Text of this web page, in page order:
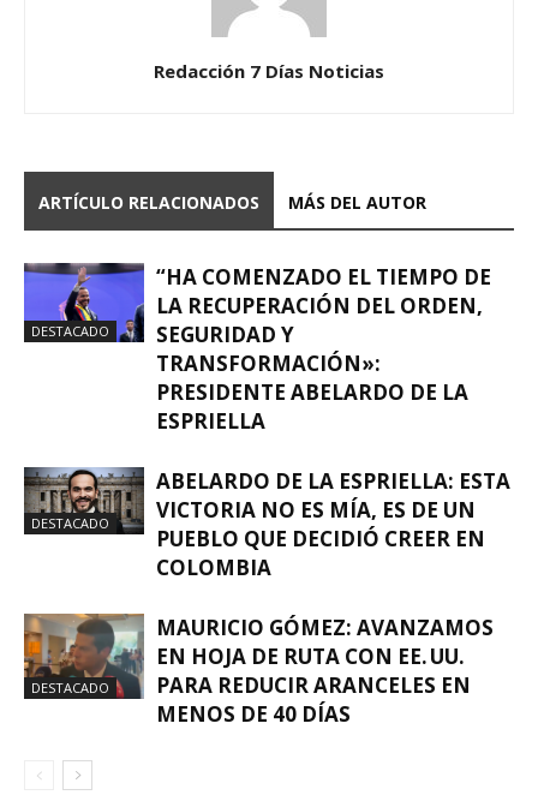
Redacción 7 Días Noticias
ARTÍCULO RELACIONADOS MÁS DEL AUTOR
DESTACADO
“HA COMENZADO EL TIEMPO DE
LA RECUPERACIÓN DEL ORDEN,
SEGURIDAD Y
TRANSFORMACIÓN»:
PRESIDENTE ABELARDO DE LA
ESPRIELLA
DESTACADO
ABELARDO DE LA ESPRIELLA: ESTA
VICTORIA NO ES MÍA, ES DE UN
PUEBLO QUE DECIDIÓ CREER EN
COLOMBIA
DESTACADO
MAURICIO GÓMEZ: AVANZAMOS
EN HOJA DE RUTA CON EE. UU.
PARA REDUCIR ARANCELES EN
MENOS DE 40 DÍAS